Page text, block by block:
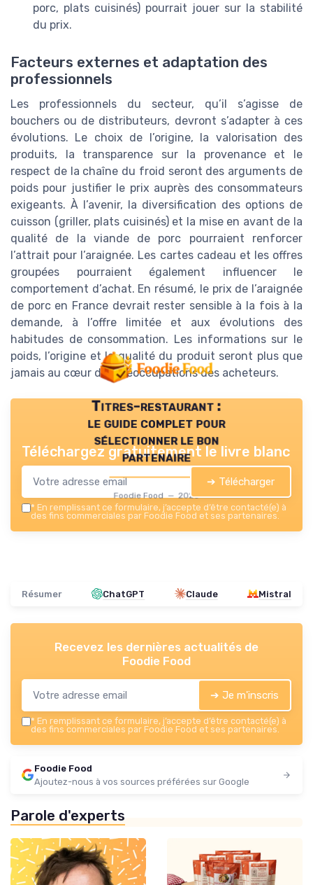
porc, plats cuisinés) pourrait jouer sur la stabilité
du prix.
Facteurs externes et adaptation des
professionnels
Les professionnels du secteur, qu’il s’agisse de
bouchers ou de distributeurs, devront s’adapter à ces
évolutions. Le choix de l’origine, la valorisation des
produits, la transparence sur la provenance et le
respect de la chaîne du froid seront des arguments de
poids pour justifier le prix auprès des consommateurs
exigeants. À l’avenir, la diversification des options de
cuisson (griller, plats cuisinés) et la mise en avant de la
qualité de la viande de porc pourraient renforcer
l’attrait pour l’araignée. Les cartes cadeau et les offres
groupées pourraient également influencer le
comportement d’achat. En résumé, le prix de l’araignée
de porc en France devrait rester sensible à la fois à la
demande, à l’offre limitée et aux évolutions des
habitudes de consommation. Les informations sur le
poids, l’origine et la qualité du produit seront plus que
jamais au cœur des préoccupations des acheteurs.
Titres-restaurant :
le guide complet pour
sélectionner le bon
partenaire
Foodie Food — 2026
Téléchargez gratuitement le livre blanc
➔ Télécharger
* En remplissant ce formulaire, j’accepte d’être contacté(e) à
des fins commerciales par Foodie Food et ses partenaires.
Résumer ChatGPT Claude Mistral
Recevez les dernières actualités de
Foodie Food
➔ Je m'inscris
* En remplissant ce formulaire, j’accepte d’être contacté(e) à
des fins commerciales par Foodie Food et ses partenaires.
Foodie Food
Ajoutez-nous à vos sources préférées sur Google
Parole d'experts